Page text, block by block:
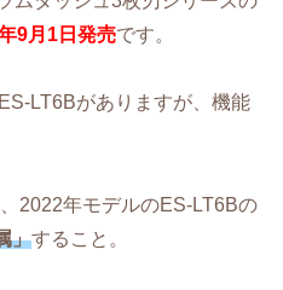
9月1日発売です。
LT6Bがありますが、機能
2022年モデルのES-LT6Bの
」すること。